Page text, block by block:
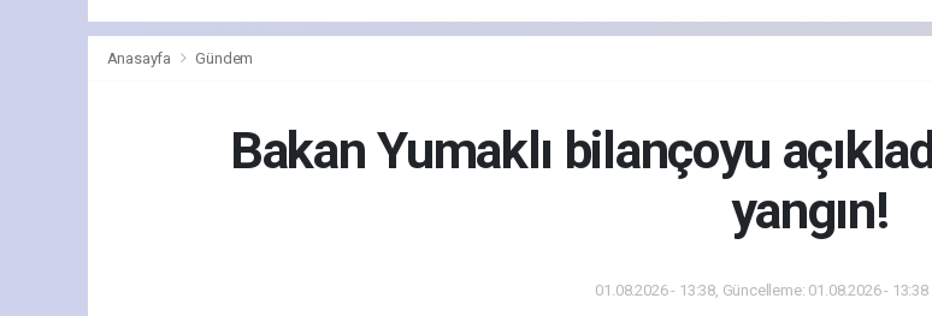
Anasayfa Gündem
Bakan Yumaklı bilançoyu
yangın!
01.08.2026 - 13:38, Güncelleme: 01.08.2026 - 13:38